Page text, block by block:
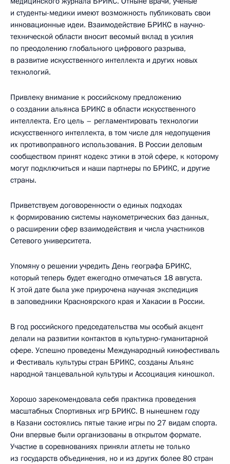
и студенты-медики имеют возможность публиковать свои
инновационные идеи. Взаимодействие БРИКС в научно-
технической области вносит весомый вклад в усилия
по преодолению глобального цифрового разрыва,
в развитие искусственного интеллекта и других новых
технологий.
Привлеку внимание к российскому предложению
о создании альянса БРИКС в области искусственного
интеллекта. Его цель – регламентировать технологии
искусственного интеллекта, в том числе для недопущения
их противоправного использования. В России деловым
сообществом принят кодекс этики в этой сфере, к которому
могут подключиться и наши партнеры по БРИКС, и другие
страны.
Приветствуем договоренности о единых подходах
к формированию системы наукометрических баз данных,
о расширении сфер взаимодействия и числа участников
Сетевого университета.
Упомяну о решении учредить День географа БРИКС,
который теперь будет ежегодно отмечаться 18 августа.
К этой дате была уже приурочена научная экспедиция
в заповедники Красноярского края и Хакасии в России.
В год российского председательства мы особый акцент
делали на развитии контактов в культурно-гуманитарной
сфере. Успешно проведены Международный кинофестиваль
и Фестиваль культуры стран БРИКС, созданы Альянс
народной танцевальной культуры и Ассоциация киношкол.
Хорошо зарекомендовала себя практика проведения
масштабных Спортивных игр БРИКС. В нынешнем году
в Казани состоялись пятые такие игры по 27 видам спорта.
Они впервые были организованы в открытом формате.
Участие в соревнованиях приняли атлеты не только
из государств объединения, но и из других более 80 стран